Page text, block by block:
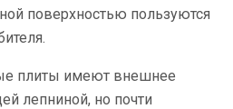
поверхностью пользуются
плиты имеют внешнее
лепниной, но почти